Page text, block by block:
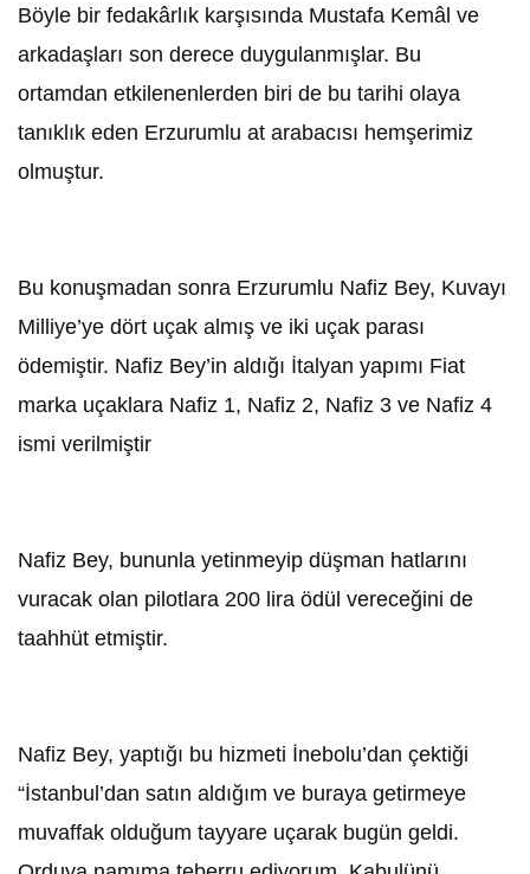
Böyle bir fedakârlık karşısında Mustafa Kemâl ve
arkadaşları son derece duygulanmışlar. Bu
ortamdan etkilenenlerden biri de bu tarihi olaya
tanıklık eden Erzurumlu at arabacısı hemşerimiz
olmuştur.
Bu konuşmadan sonra Erzurumlu Nafiz Bey, Kuvayı
Milliye’ye dört uçak almış ve iki uçak parası
ödemiştir. Nafiz Bey’in aldığı İtalyan yapımı Fiat
marka uçaklara Nafiz 1, Nafiz 2, Nafiz 3 ve Nafiz 4
ismi verilmiştir
Nafiz Bey, bununla yetinmeyip düşman hatlarını
vuracak olan pilotlara 200 lira ödül vereceğini de
taahhüt etmiştir.
Nafiz Bey, yaptığı bu hizmeti İnebolu’dan çektiği
“İstanbul’dan satın aldığım ve buraya getirmeye
muvaffak olduğum tayyare uçarak bugün geldi.